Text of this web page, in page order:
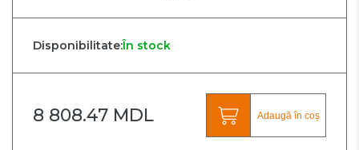
Disponibilitate:În stock
8 808.47 MDL Adaugă în coș